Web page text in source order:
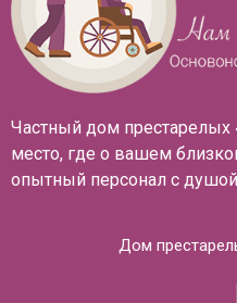
Частный дом престарелых
место, где о вашем
опытный персонал с
Дом